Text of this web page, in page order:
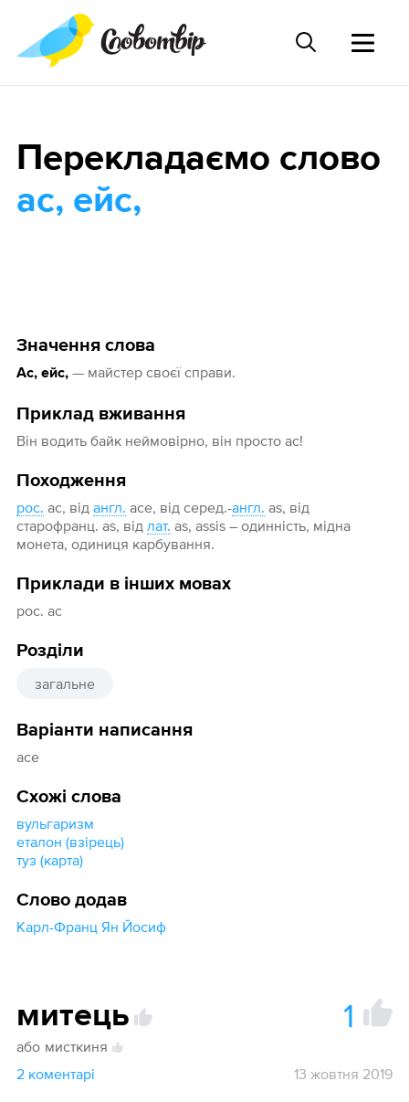
Значення слова
Ас, ейс,— майстер своєї справи.
Приклад вживання
Він водить байк неймовірно, він просто ас!
Походження
рос. ас, від англ. ace, від серед.-англ. as, від
старофранц. as, від лат. as, assis – одинність, мідна
монета, одиниця карбування.
Приклади в інших мовах
рос. ас
Розділи
загальне
Варіанти написання
ace
Схожі слова
вульгаризм
еталон (взірець)
туз (карта)
Слово додав
Карл-Франц Ян Йосиф
Перекладаємо слово
ас, ейс,
митець 1
або мисткиня
2 коментарі
13 жовтня 2019